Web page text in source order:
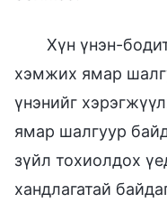
Хүн үнэн-
хэмжих ямар
үнэнийг
ямар шалгуур
зүйл тохиолдох
хандлагатай